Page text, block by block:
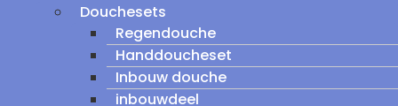
Douchesets
Regendouche
Handdoucheset
Inbouw douche
inbouwdeel